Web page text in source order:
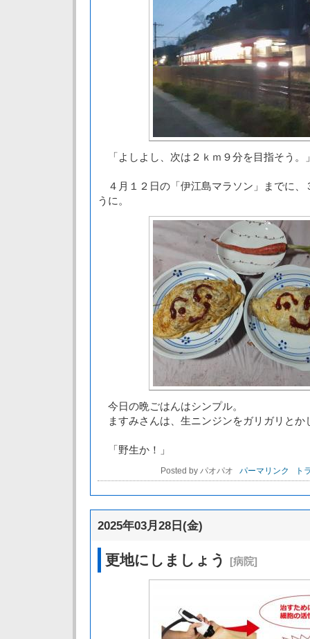
「よしよし、次は２ｋｍ９分を目指そう。
４月１２日の「伊江島マラソン」までに、
うに。
今日の晩ごはんはシンプル。
ますみさんは、生ニンジンをガリガリとか
「野生か！」
Posted by パオパオ パーマリンク ト
2025年03月28日(金)
更地にしましょう [病院]